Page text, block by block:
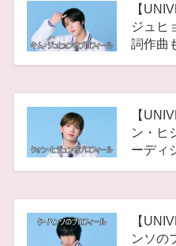
【
ジュヒ
詞作曲
【
ン・ヒ
ーディ
【
ンソの